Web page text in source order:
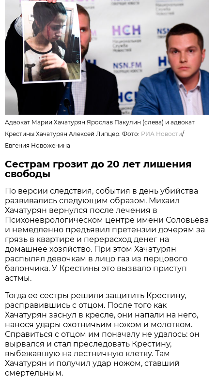
Адвокат Марии Хачатурян Ярослав Пакулин (слева) и адвокат
Крестины Хачатурян Алексей Липцер. Фото: РИА Новости/
Евгения Новоженина
Сестрам грозит до 20 лет лишения
свободы
По версии следствия, события в день убийства
развивались следующим образом. Михаил
Хачатурян вернулся после лечения в
Психоневрологическом центре имени Соловьёва
и немедленно предъявил претензии дочерям за
грязь в квартире и перерасход денег на
домашнее хозяйство. При этом Хачатурян
распылял девочкам в лицо газ из перцового
балончика. У Крестины это вызвало приступ
астмы.
Тогда ее сестры решили защитить Крестину,
расправившись с отцом. После того как
Хачатурян заснул в кресле, они напали на него,
нанося удары охотничьим ножом и молотком.
Справиться с отцом им поначалу не удалось: он
вырвался и стал преследовать Крестину,
выбежавшую на лестничную клетку. Там
Хачатурян и получил удар ножом, ставший
смертельным.